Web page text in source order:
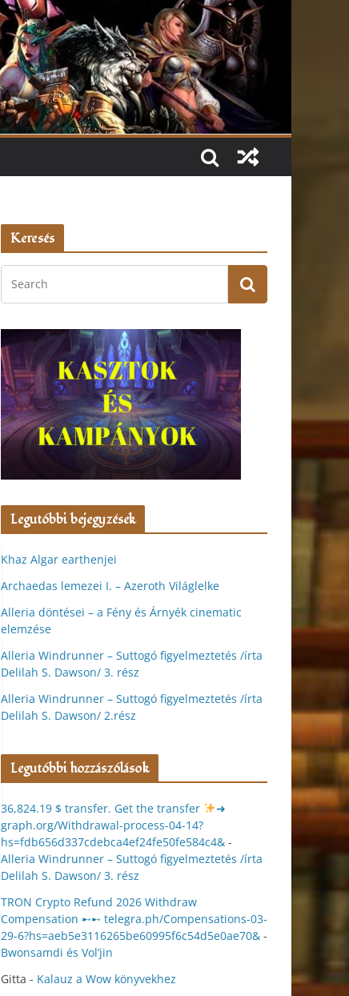
Keresés
Legutóbbi bejegyzések
Khaz Algar earthenjei
Archaedas lemezei I. – Azeroth Világlelke
Alleria döntései – a Fény és Árnyék cinematic
elemzése
Alleria Windrunner – Suttogó figyelmeztetés /írta
Delilah S. Dawson/ 3. rész
Alleria Windrunner – Suttogó figyelmeztetés /írta
Delilah S. Dawson/ 2.rész
Legutóbbi hozzászólások
36,824.19 $ transfer. Get the transfer
➜
graph.org/Withdrawal-process-04-14?
hs=fdb656d337cdebca4ef24fe50fe584c4& -
Alleria Windrunner – Suttogó figyelmeztetés /írta
Delilah S. Dawson/ 3. rész
TRON Crypto Refund 2026 Withdraw
Compensation ➸➸ telegra.ph/Compensations-03-
29-6?hs=aeb5e3116265be60995f6c54d5e0ae70& -
Bwonsamdi és Vol’jin
Gitta - Kalauz a Wow könyvekhez